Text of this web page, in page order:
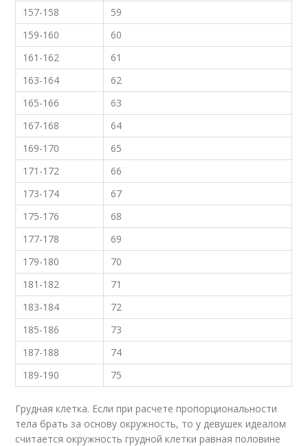
157-158
59
159-160
60
161-162
61
163-164
62
165-166
63
167-168
64
169-170
65
171-172
66
173-174
67
175-176
68
177-178
69
179-180
70
181-182
71
183-184
72
185-186
73
187-188
74
189-190
75
Грудная клетка. Если при расчете пропорциональности
тела брать за основу окружность, то у девушек идеалом
считается окружность грудной клетки равная половине